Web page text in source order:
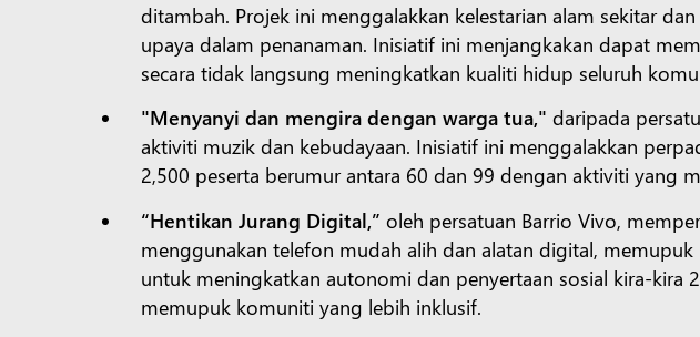
ditambah. Projek ini menggalakkan kelestarian alam sekitar
upaya dalam penanaman. Inisiatif ini menjangkakan dapat
secara tidak langsung meningkatkan kualiti hidup seluruh
"Menyanyi dan mengira dengan warga tua," daripada
aktiviti muzik dan kebudayaan. Inisiatif ini menggalakkan
2,500 peserta berumur antara 60 dan 99 dengan aktiviti yang
“Hentikan Jurang Digital,” oleh persatuan Barrio Vivo,
menggunakan telefon mudah alih dan alatan digital,
untuk meningkatkan autonomi dan penyertaan sosial kira-kira
memupuk komuniti yang lebih inklusif.